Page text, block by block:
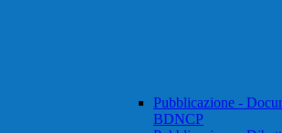
Pubblicazione -
BDNCP